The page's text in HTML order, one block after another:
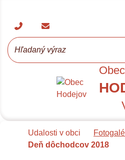
Obec
+421 047/568 31 02
Hľadaný výraz
Úvodná stránka
Udalosti v obci
Deň dôchodcov 2018